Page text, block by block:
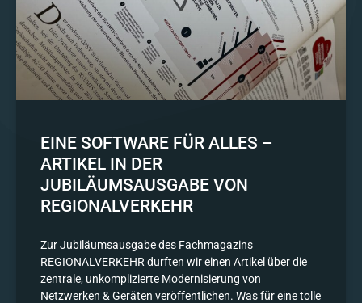
EINE SOFTWARE FÜR ALLES –
ARTIKEL IN DER
JUBILÄUMSAUSGABE VON
REGIONALVERKEHR
Zur Jubiläumsausgabe des Fachmagazins
REGIONALVERKEHR durften wir einen Artikel über die
zentrale, unkomplizierte Modernisierung von
Netzwerken & Geräten veröffentlichen. Was für eine tolle